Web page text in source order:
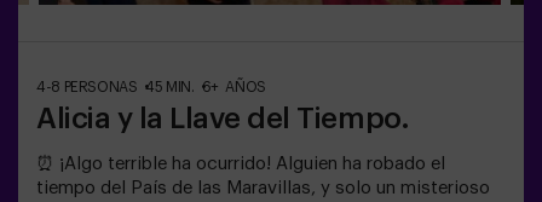
4-8 PERSONAS 45 MIN. 6+ AÑOS
Alicia y la Llave del Tiempo.
⏰ ¡Algo terrible ha ocurrido! Alguien ha robado el
tiempo del País de las Maravillas, y solo un misterioso